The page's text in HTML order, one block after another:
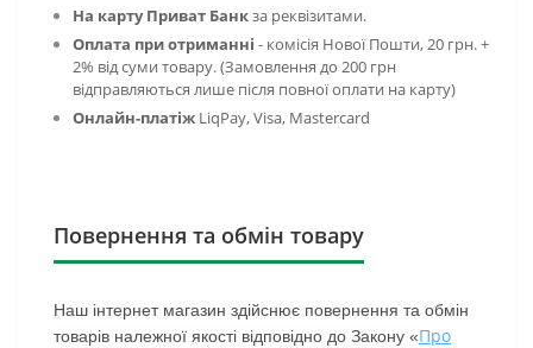
На карту Приват Банкза реквізитами.
Оплата при отриманні - комісія Нової Пошти, 20 грн. +
2% від суми товару. (Замовлення до 200 грн
відправляються лише після повної оплати на карту)
Онлайн-платіж LiqPay,Visa, Mastercard
Повернення та обмін товару
Наш інтернет магазин здійснює повернення та обмін
товарів належної якості відповідно до Закону «Про